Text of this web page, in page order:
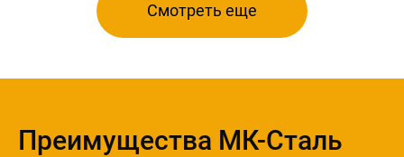
Смотреть еще
Преимущества МК-Сталь